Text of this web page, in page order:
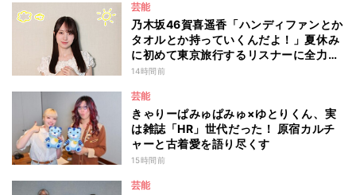
ん予防-』
芸能
乃木坂46賀喜遥香「ハンディファンとか
タオルとか持っていくんだよ！」夏休み
に初めて東京旅行するリスナーに全力ア
ドバイス！
14時間前
芸能
きゃりーぱみゅぱみゅ×ゆとりくん、実
は雑誌「HR」世代だった！ 原宿カルチ
ャーと古着愛を語り尽くす
15時間前
芸能